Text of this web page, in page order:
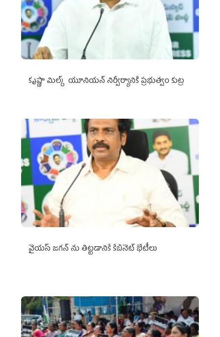
కృష్ణా మిల్క్‌ యూనియన్‌ నిర్వీర్యానికి ప్రభుత్వం కుట్ర
వైయ‌స్ జగన్‌ ను తిట్టడానికే కేబినెట్‌ భేటీలు